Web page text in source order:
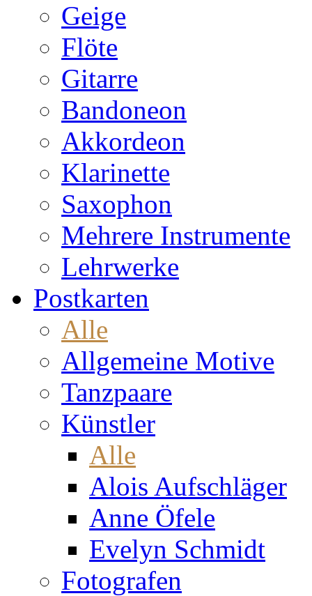
Geige
Flöte
Gitarre
Bandoneon
Akkordeon
Klarinette
Saxophon
Mehrere Instrumente
Lehrwerke
Postkarten
Alle
Allgemeine Motive
Tanzpaare
Künstler
Alle
Alois Aufschläger
Anne Öfele
Evelyn Schmidt
Fotografen